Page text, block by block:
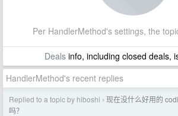
Per HandlerMethod's settings, the
Dealsinfo, including closed deals,
HandlerMethod's recent replies
Replied to a topic by hiboshi › 现在没什么好用的
吗？